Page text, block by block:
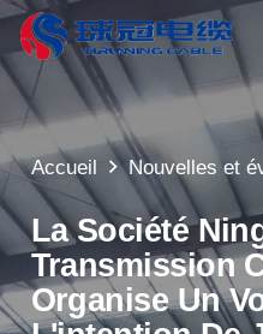
Accueil Nouvelles et
La Société
Transmission
Organise Un